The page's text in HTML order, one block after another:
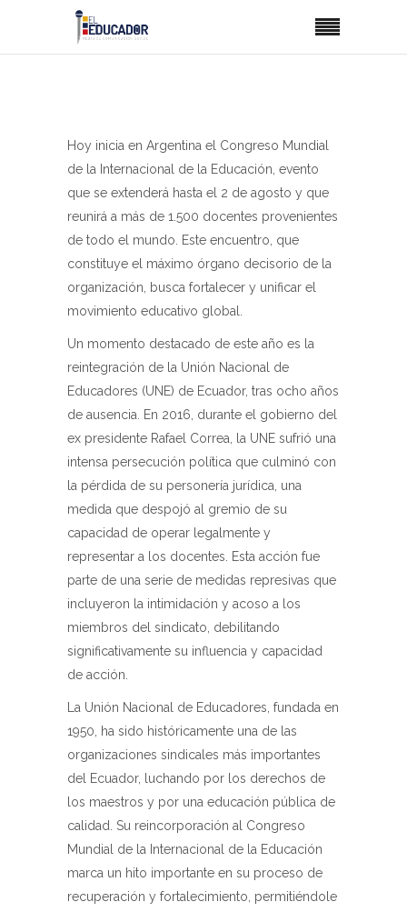
Hoy inicia en Argentina el Congreso Mundial
de la Internacional de la Educación, evento
que se extenderá hasta el 2 de agosto y que
reunirá a más de 1.500 docentes provenientes
de todo el mundo. Este encuentro, que
constituye el máximo órgano decisorio de la
organización, busca fortalecer y unificar el
movimiento educativo global.
Un momento destacado de este año es la
reintegración de la Unión Nacional de
Educadores (UNE) de Ecuador, tras ocho años
de ausencia. En 2016, durante el gobierno del
ex presidente Rafael Correa, la UNE sufrió una
intensa persecución política que culminó con
la pérdida de su personería jurídica, una
medida que despojó al gremio de su
capacidad de operar legalmente y
representar a los docentes. Esta acción fue
parte de una serie de medidas represivas que
incluyeron la intimidación y acoso a los
miembros del sindicato, debilitando
significativamente su influencia y capacidad
de acción.
La Unión Nacional de Educadores, fundada en
1950, ha sido históricamente una de las
organizaciones sindicales más importantes
del Ecuador, luchando por los derechos de
los maestros y por una educación pública de
calidad. Su reincorporación al Congreso
Mundial de la Internacional de la Educación
marca un hito importante en su proceso de
recuperación y fortalecimiento, permitiéndole